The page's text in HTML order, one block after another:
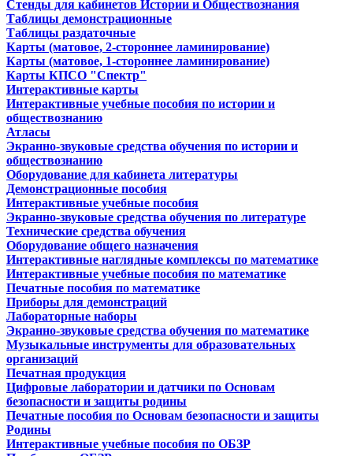
Стенды для кабинетов Истории и Обществознания
Таблицы демонстрационные
Таблицы раздаточные
Карты (матовое, 2-стороннее ламинирование)
Карты (матовое, 1-стороннее ламинирование)
Карты КПСО "Спектр"
Интерактивные карты
Интерактивные учебные пособия по истории и
обществознанию
Атласы
Экранно-звуковые средства обучения по истории и
обществознанию
Оборудование для кабинета литературы
Демонстрационные пособия
Интерактивные учебные пособия
Экранно-звуковые средства обучения по литературе
Технические средства обучения
Оборудование общего назначения
Интерактивные наглядные комплексы по математике
Интерактивные учебные пособия по математике
Печатные пособия по математике
Приборы для демонстраций
Лабораторные наборы
Экранно-звуковые средства обучения по математике
Музыкальные инструменты для образовательных
организаций
Печатная продукция
Цифровые лаборатории и датчики по Основам
безопасности и защиты родины
Печатные пособия по Основам безопасности и защиты
Родины
Интерактивные учебные пособия по ОБЗР